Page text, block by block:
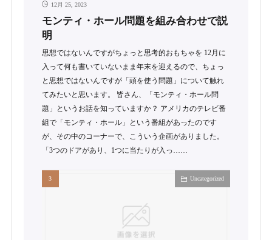
12月 25, 2023
モンティ・ホール問題を組み合わせで説
明
思想ではないんですがちょっと思考的おもちゃを 12月に
入って何も書いていないまま年末を迎えるので、ちょっ
と思想ではないんですが「頭を使う問題」について触れ
てみたいと思います。 皆さん、「モンティ・ホール問
題」というお話を知っていますか？ アメリカのテレビ番
組で「モンティ・ホール」という番組があったのです
が、その中のコーナーで、こういう企画がありました。
「3つのドアがあり、1つに当たりが入っ……
Uncategorized